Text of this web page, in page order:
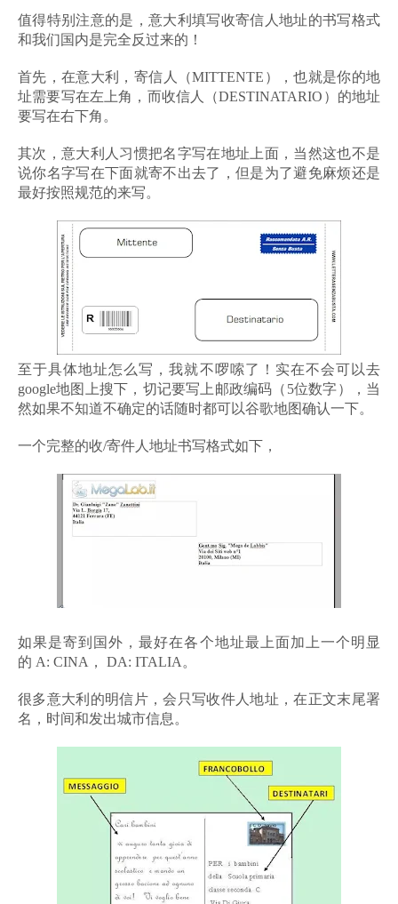
值得特别注意的是，意大利填写收寄信人地址的书写格式
和我们国内是完全反过来的！
首先，在意大利，寄信人（MITTENTE），也就是你的地
址需要写在左上角，而收信人（DESTINATARIO）的地址
要写在右下角。
其次，意大利人习惯把名字写在地址上面，当然这也不是
说你名字写在下面就寄不出去了，但是为了避免麻烦还是
最好按照规范的来写。
至于具体地址怎么写，我就不啰嗦了！实在不会可以去
google地图上搜下，切记要写上邮政编码（5位数字），当
然如果不知道不确定的话随时都可以谷歌地图确认一下。
一个完整的收/寄件人地址书写格式如下，
如果是寄到国外，最好在各个地址最上面加上一个明显
的 A: CINA， DA: ITALIA。
很多意大利的明信片，会只写收件人地址，在正文末尾署
名，时间和发出城市信息。